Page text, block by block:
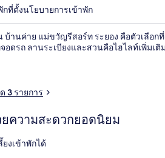
กที่ตั้งนโยบายการเข้าพัก
บ้านค่าย แม่ขวัญรีสอร์ท ระยอง คือตัวเลือ
อดรถ ลานระเบียงและสวนคือไฮไลท์เพิ่มเติม
3 รายการ
ยความสะดวกยอดนิยม
ยงเข้าพักได้